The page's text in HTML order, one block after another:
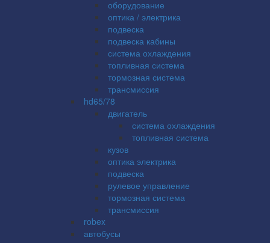
оборудование
оптика / электрика
подвеска
подвеска кабины
система охлаждения
топливная система
тормозная система
трансмиссия
hd65/78
двигатель
система охлаждения
топливная система
кузов
оптика электрика
подвеска
рулевое управление
тормозная система
трансмиссия
robex
автобусы